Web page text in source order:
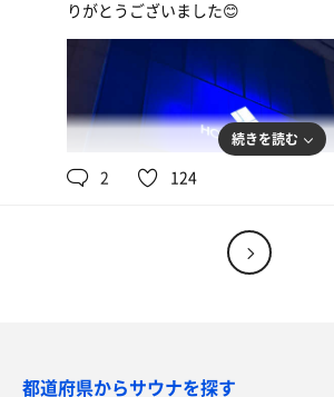
食べ過ぎたので普通サイズのオロポ！
りがとうございました😊
続きを読む
2 124
都道府県からサウナを探す